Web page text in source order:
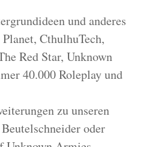
und anderes
CthulhuTech,
Red Star, Unknown
40.000 Roleplay und
zu unseren
oder